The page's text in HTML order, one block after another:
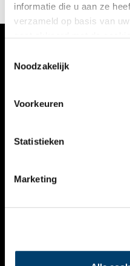
informatie die u aan ze
verzameld op basis van
Noodzakelijk
Voorkeuren
Statistieken
Marketing
VERHALEN
KALENDER
THEMA’S
VIDEO’S
CONTACT